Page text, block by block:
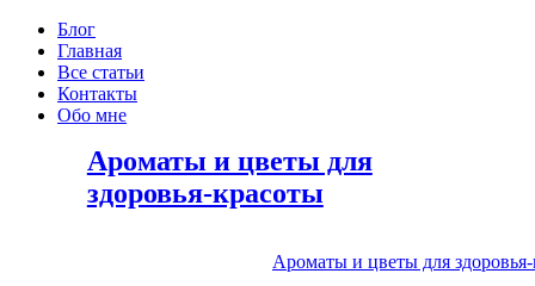
Блог
Главная
Все статьи
Контакты
Обо мне
Ароматы и цветы для
здоровья-красоты
Ароматы и цветы для